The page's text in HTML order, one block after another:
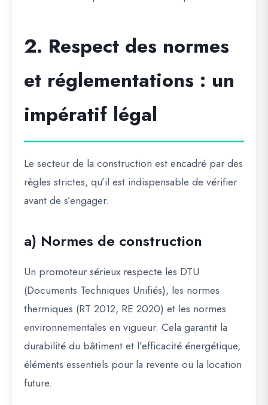
2. Respect des normes
et réglementations : un
impératif légal
Le secteur de la construction est encadré par des
règles strictes, qu’il est indispensable de vérifier
avant de s’engager.
a) Normes de construction
Un promoteur sérieux respecte les DTU
(Documents Techniques Unifiés), les normes
thermiques (RT 2012, RE 2020) et les normes
environnementales en vigueur. Cela garantit la
durabilité du bâtiment et l’efficacité énergétique,
éléments essentiels pour la revente ou la location
future.